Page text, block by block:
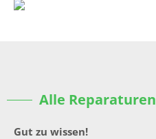
Alle
Gut zu wissen!